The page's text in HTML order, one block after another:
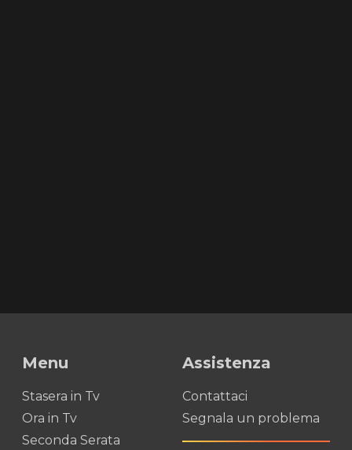
Menu
Stasera in Tv
Ora in Tv
Seconda Serata
Assistenza
Contattaci
Segnala un problema